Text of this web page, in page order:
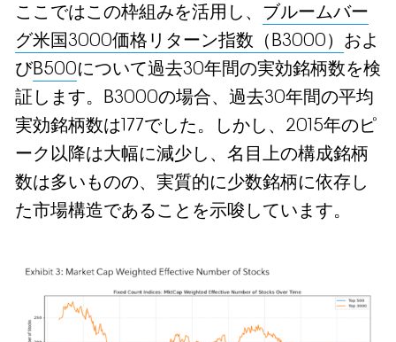
ここではこの枠組みを活用し、 ブルームバー
グ米国3000価格リターン指数（B3000） およ
びB500について過去30年間の実効銘柄数を検
証します。B3000の場合、過去30年間の平均
実効銘柄数は177でした。しかし、2015年のピ
ーク以降は大幅に減少し、名目上の構成銘柄
数は多いものの、実質的に少数銘柄に依存し
た市場構造であることを示唆しています。